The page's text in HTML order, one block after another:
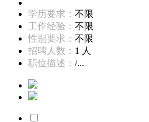
学历要求： 不限
工作经验： 不限
性别要求： 不限
招聘人数： 1 人
职位描述： /...